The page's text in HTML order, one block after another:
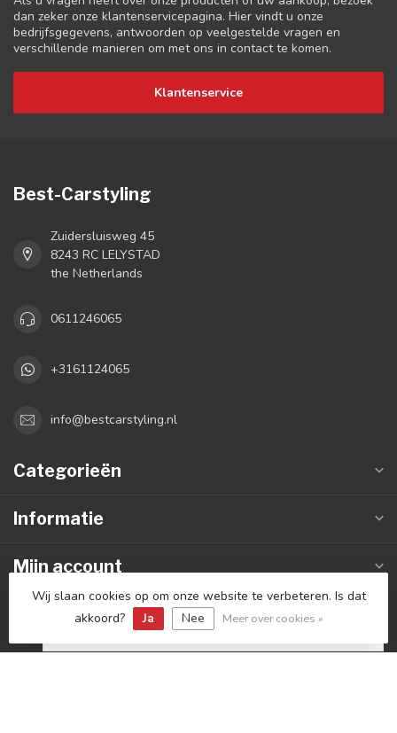
dan zeker onze klantenservicepagina. Hier vindt u onze
bedrijfsgegevens, antwoorden op veelgestelde vragen en
verschillende manieren om met ons in contact te komen.
Klantenservice
Best-Carstyling
Zuidersluisweg 45
8243 RC LELYSTAD
the Netherlands
0611246065
+3161124065
info@bestcarstyling.nl
Categorieën
Informatie
Mijn account
Wij slaan cookies op om onze website te verbeteren. Is dat
akkoord?
Ja Nee Meer over cookies »